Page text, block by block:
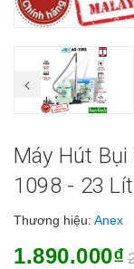
Máy Hút
1098 - 23
Thương hiệu: Anex
1.890.000₫